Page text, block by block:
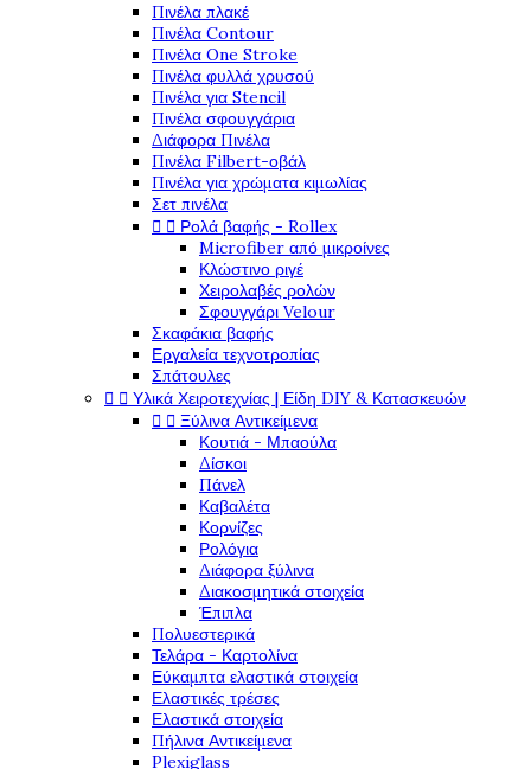
Πινέλα πλακέ
Πινέλα Contour
Πινέλα One Stroke
Πινέλα φυλλά χρυσού
Πινέλα για Stencil
Πινέλα σφουγγάρια
Διάφορα Πινέλα
Πινέλα Filbert-οβάλ
Πινέλα για χρώματα κιμωλίας
Σετ πινέλα
  Ρολά βαφής - Rollex
Microfiber από μικροίνες
Κλώστινο ριγέ
Χειρολαβές ρολών
Σφουγγάρι Velour
Σκαφάκια βαφής
Εργαλεία τεχνοτροπίας
Σπάτουλες
  Υλικά Χειροτεχνίας | Είδη DIY & Κατασκευών
  Ξύλινα Αντικείμενα
Κουτιά - Μπαούλα
Δίσκοι
Πάνελ
Καβαλέτα
Κορνίζες
Ρολόγια
Διάφορα ξύλινα
Διακοσμητικά στοιχεία
Έπιπλα
Πολυεστερικά
Τελάρα - Καρτολίνα
Εύκαμπτα ελαστικά στοιχεία
Ελαστικές τρέσες
Ελαστικά στοιχεία
Πήλινα Αντικείμενα
Plexiglass